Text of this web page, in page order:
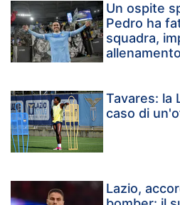
Un ospite
Pedro ha
squadra,
allenamento
Tavares: la
caso di
Lazio,